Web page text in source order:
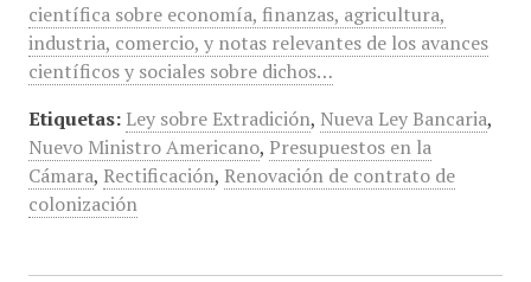
científica sobre economía, finanzas, agricultura,
industria, comercio, y notas relevantes de los avances
científicos y sociales sobre dichos…
Etiquetas: Ley sobre Extradición, Nueva Ley Bancaria,
Nuevo Ministro Americano, Presupuestos en la
Cámara, Rectificación, Renovación de contrato de
colonización